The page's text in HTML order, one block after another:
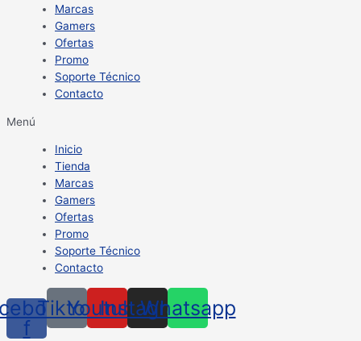
Marcas
Gamers
Ofertas
Promo
Soporte Técnico
Contacto
Menú
Inicio
Tienda
Marcas
Gamers
Ofertas
Promo
Soporte Técnico
Contacto
f
TiktokYoutube
Instagram
Whatsapp